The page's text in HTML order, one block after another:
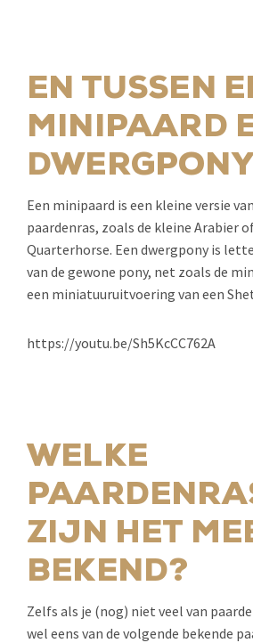
EN TUSSEN
MINIPAARD
Een minipaard is een kleine versie
paardenras, zoals de kleine Arabier
Quarterhorse. Een dwergpony is
van de gewone pony, net zoals de
een miniatuuruitvoering van een
https://youtu.be/Sh5KcCC762A
WELKE
ZIJN HET
BEKEND?
Zelfs als je (nog) niet veel van
wel eens van de volgende bekende